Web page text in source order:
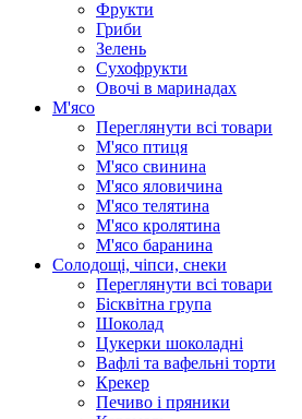
Фрукти
Гриби
Зелень
Сухофрукти
Овочі в маринадах
М'ясо
Переглянути всі товари
М'ясо птиця
М'ясо свинина
М'ясо яловичина
М'ясо телятина
М'ясо кролятина
М'ясо баранина
Солодощі, чіпси, снеки
Переглянути всі товари
Бісквітна група
Шоколад
Цукерки шоколадні
Вафлі та вафельні торти
Крекер
Печиво і пряники